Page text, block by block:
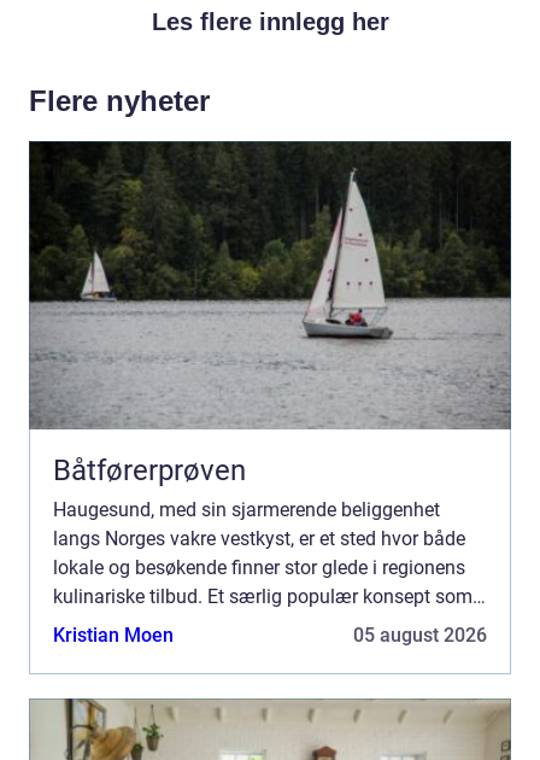
Les flere innlegg her
Flere nyheter
Båtførerprøven
Haugesund, med sin sjarmerende beliggenhet
langs Norges vakre vestkyst, er et sted hvor både
lokale og besøkende finner stor glede i regionens
kulinariske tilbud. Et særlig populær konsept som
virkelig lar lokalkulturen skinn...
Kristian Moen 05 august 2026